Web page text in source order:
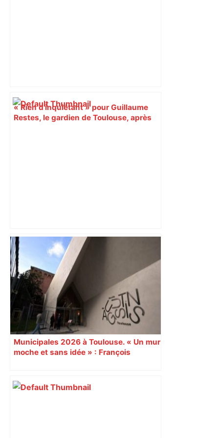
« Rien d'inquiétant » pour Guillaume
Restes, le gardien de Toulouse, après
Près de Toulouse : dans cette zone
économique, un axe majeur va être
fermé en fin de soirée, voici les
déviations – Actu.fr
Municipales 2026 à Toulouse. « Un mur
moche et sans idée » : François
Augustins